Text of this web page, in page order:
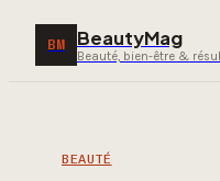
BM BeautyMag
Beauté, bien-être &
BEAUTÉ